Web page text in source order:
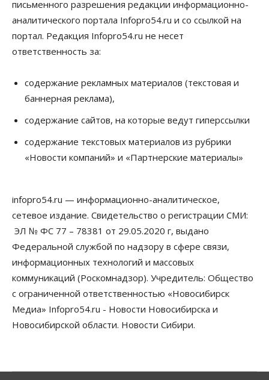
Власть Общество Право&Порядок
Роспотребнадзор изъял почти полторы тонны
мяса в Новосибирской области
Расходы новосибирцев на спорт выросли на 40%
за полгода
07 Августа 2026, 14:35
07 Августа 2026, 14:00
07 Августа 2026, 13:55
Авто Общество
Треть автовладельцев в Новосибирской области
«поставили машины на прикол»
07 Августа 2026, 13:00
Школы, библиотеки, пешеходные тротуары:
депутаты Госдумы контролируют работы на
социальных объектах
07 Августа 2026, 12:35
Синоптики рассказали о погоде в Новосибирске
письменного разрешения редакции информационно-
аналитического портала Infopro54.ru и со ссылкой на
портал. Редакция Infopro54.ru не несет
ответственность за:
содержание рекламных материалов (текстовая и
баннерная реклама),
содержание сайтов, на которые ведут гиперссылки
содержание текстовых материалов из рубрики
«Новости компаний» и «Партнерские материалы»
infopro54.ru — информационно-аналитическое,
сетевое издание. Свидетельство о регистрации СМИ:
ЭЛ № ФС 77 – 78381 от 29.05.2020 г, выдано
Федеральной службой по надзору в сфере связи,
информационных технологий и массовых
коммуникаций (Роскомнадзор). Учредитель: Общество
с ограниченной ответственностью «Новосибирск
Медиа» Infopro54.ru - Новости Новосибирска и
Новосибирской области. Новости Сибири.